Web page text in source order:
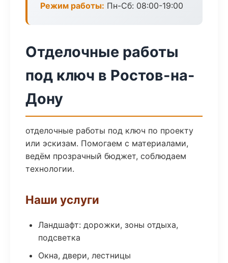
Режим работы: Пн-Сб: 08:00-19:00
Отделочные работы
под ключ в Ростов-на-
Дону
отделочные работы под ключ по проекту
или эскизам. Помогаем с материалами,
ведём прозрачный бюджет, соблюдаем
технологии.
Наши услуги
Ландшафт: дорожки, зоны отдыха,
подсветка
Окна, двери, лестницы